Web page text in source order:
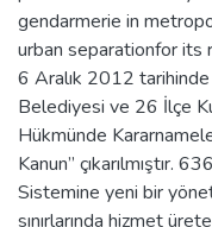
gendarmerie in
urban separationfor its
6 Aralık 2012 tarihinde
Belediyesi ve 26 İlçe
Hükmünde
Kanun” çıkarılmıştır.
Sistemine yeni bir
sınırlarında hizmet